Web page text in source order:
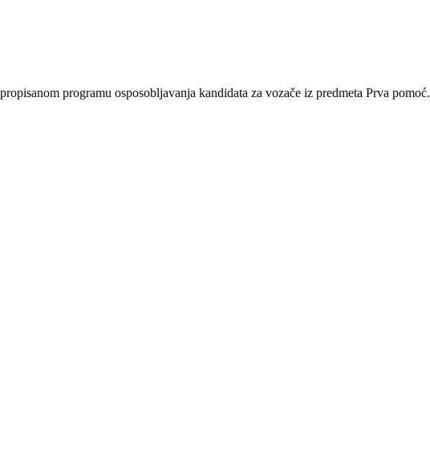
programu osposobljavanja kandidata za vozače iz predmeta Prva pomoć.